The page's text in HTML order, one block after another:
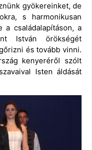
gyökereinket, de
s harmonikusan
családalapításon, a
István örökségét
és tovább vinni.
kenyeréről szólt
Isten áldását